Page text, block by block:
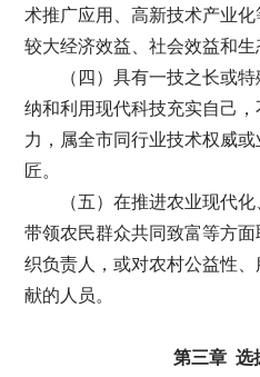
术推广应用、高新技术产业
较大经济效益、社会效益和生
（四）具有一技之长或
纳和利用现代科技充实自己
力，属全市同行业技术权威
匠。
（五）在推进农业现代
带领农民群众共同致富等方
织负责人，或对农村公益性
献的人员。
第三章 选